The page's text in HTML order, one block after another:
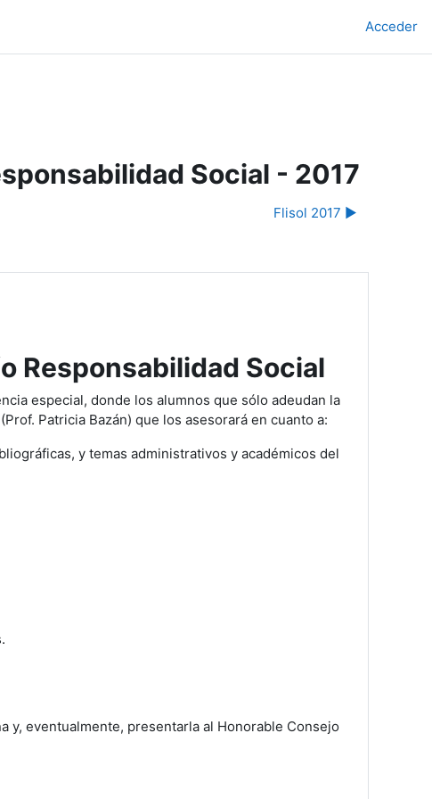
Acceder
Social - 2017
Flisol 2017 ▶︎
Responsabilidad Social
especial, donde los alumnos que sólo adeudan la
Patricia Bazán) que los asesorará en cuanto a:
y temas administrativos y académicos del
eventualmente, presentarla al Honorable Consejo